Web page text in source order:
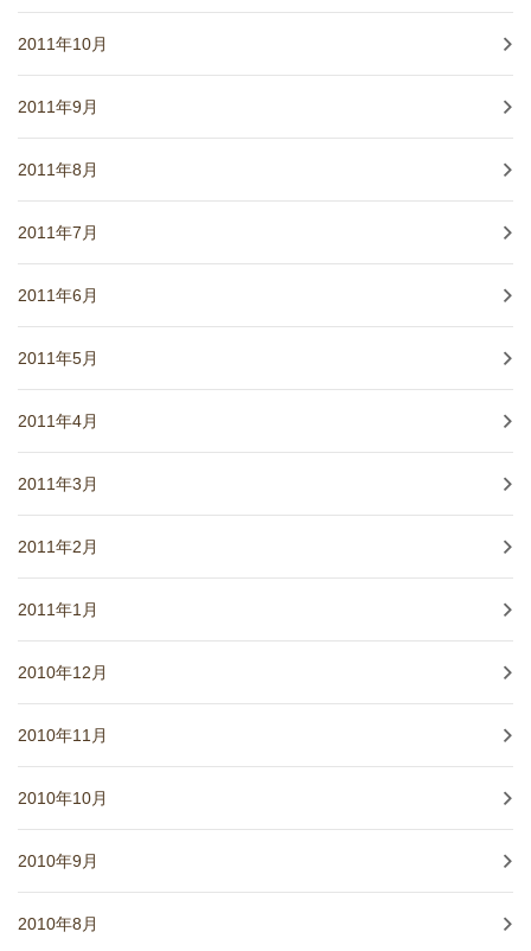
2011年10月
2011年9月
2011年8月
2011年7月
2011年6月
2011年5月
2011年4月
2011年3月
2011年2月
2011年1月
2010年12月
2010年11月
2010年10月
2010年9月
2010年8月